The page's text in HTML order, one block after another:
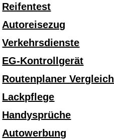
Reifentest
Autoreisezug
Verkehrsdienste
EG-Kontrollgerät
Routenplaner Vergleich
Lackpflege
Handysprüche
Autowerbung